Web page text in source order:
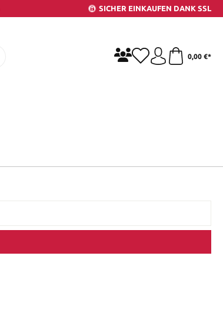
SICHER EINKAUFEN DANK SSL
0,00 €*